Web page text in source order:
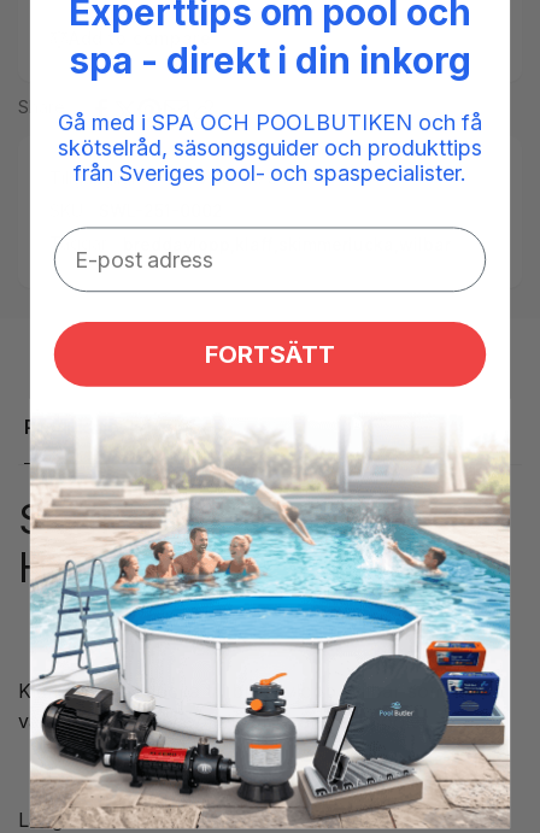
Add to compare
Share
Tillgänglighet: Low stock: 3 left
Taggar:
Produktbeskrivning
Skimmerlucka Wilbar L156
H116
Klaff/ skimmerlucka till bredavlopp Wilbar som är det
vanligaste bredavloppet för ovanmarkpooler.
Längd: 156mm
Experttips om pool och
spa - direkt i din inkorg
Gå med i SPA OCH POOLBUTIKEN och få
skötselråd, säsongsguider och produkttips
från Sveriges pool- och spaspecialister.
FORTSÄTT